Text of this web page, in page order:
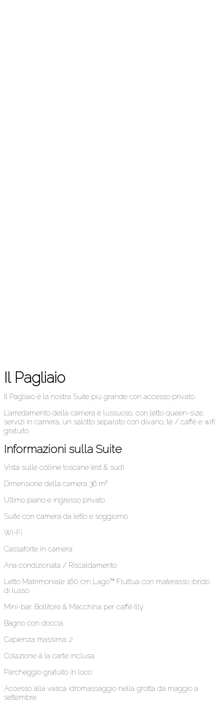
Il Pagliaio
Il Pagliaio è la nostra Suite più grande con accesso privato.
L’arredamento della camera è lussuoso, con letto queen-size,
servizi in camera, un salotto separato con divano, tè / caffè e wifi
gratuito.
Informazioni sulla Suite
Vista sulle colline toscane (est & sud)
Dimensione della camera 36 m²
Ultimo piano e ingresso privato
Suite con camera da letto e soggiorno
Wi-Fi
Cassaforte in camera
Aria condizionata / Riscaldamento
Letto Matrimoniale 160 cm Lago™ Fluttua con materasso ibrido
di lusso
Mini-bar, Bollitore & Macchina per caffè Illy
Bagno con doccia
Capienza massima: 2
Colazione à la carte inclusa
Parcheggio gratuito in loco
Accesso alla vasca idromassaggio nella grotta da maggio a
settembre